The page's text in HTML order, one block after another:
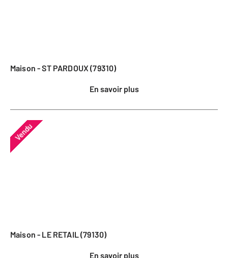
Maison - ST PARDOUX (79310)
En savoir plus
Vendu
Maison - LE RETAIL (79130)
En savoir plus